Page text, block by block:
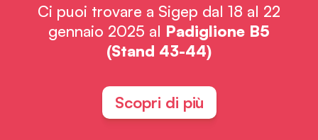
Ci puoi trovare a Sigep dal 18 al 22
gennaio 2025 al Padiglione B5
(Stand 43-44)
Scopri di più